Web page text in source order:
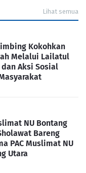
Lihat semua
Kokohkan
Melalui Lailatul
Aksi Sosial
NU Bontang
Bareng
PAC Muslimat NU
Utara